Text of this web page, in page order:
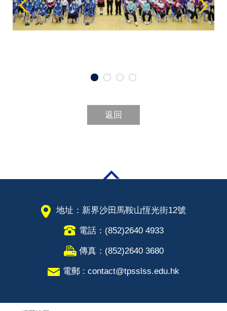
返回
地址：新界沙田馬鞍山恆光街12號
電話：(852)2640 4933
傳真：(852)2640 3680
電郵 : contact@tpsslss.edu.hk